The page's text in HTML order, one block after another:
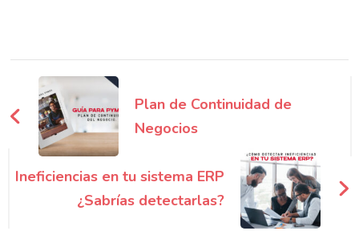
Navegación
de
entradas
Plan de Continuidad de
Negocios
Ineficiencias en tu sistema ERP
¿Sabrías detectarlas?